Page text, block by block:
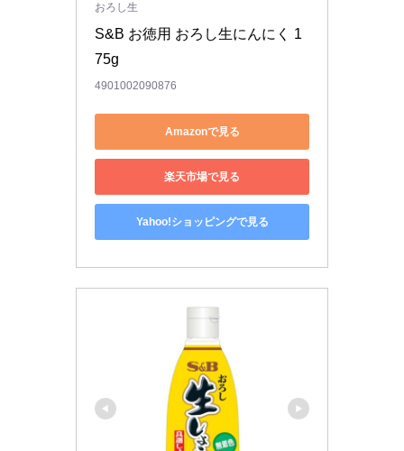
おろし生
S&B お徳用 おろし生にんにく 1
75g
4901002090876
Amazonで見る
楽天市場で見る
Yahoo!ショッピングで見る